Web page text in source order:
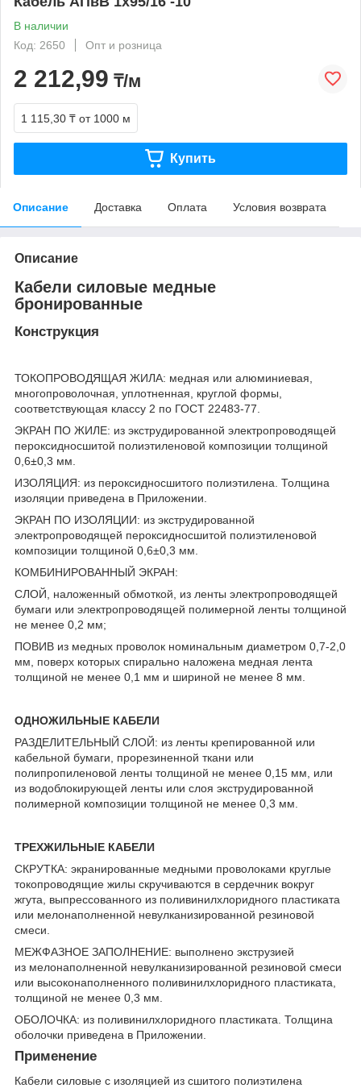
В наличии
Код: 2650
Опт и розница
2 212,99 ₸/м
1 115,30 ₸ от 1000 м
Купить
Описание Доставка Оплата Условия возврата
Описание
Кабели силовые медные
бронированные
Конструкция
ТОКОПРОВОДЯЩАЯ ЖИЛА: медная или алюминиевая,
многопроволочная, уплотненная, круглой формы,
соответствующая классу 2 по ГОСТ 22483-77.
ЭКРАН ПО ЖИЛЕ: из экструдированной электропроводящей
пероксидносшитой полиэтиленовой композиции толщиной
0,6±0,3 мм.
ИЗОЛЯЦИЯ: из пероксидносшитого полиэтилена. Толщина
изоляции приведена в Приложении.
ЭКРАН ПО ИЗОЛЯЦИИ: из экструдированной
электропроводящей пероксидносшитой полиэтиленовой
композиции толщиной 0,6±0,3 мм.
КОМБИНИРОВАННЫЙ ЭКРАН:
СЛОЙ, наложенный обмоткой, из ленты электропроводящей
бумаги или электропроводящей полимерной ленты толщиной
не менее 0,2 мм;
ПОВИВ из медных проволок номинальным диаметром 0,7-2,0
мм, поверх которых спирально наложена медная лента
толщиной не менее 0,1 мм и шириной не менее 8 мм.
ОДНОЖИЛЬНЫЕ КАБЕЛИ
РАЗДЕЛИТЕЛЬНЫЙ СЛОЙ: из ленты крепированной или
кабельной бумаги, прорезиненной ткани или
полипропиленовой ленты толщиной не менее 0,15 мм, или
из водоблокирующей ленты или слоя экструдированной
полимерной композиции толщиной не менее 0,3 мм.
ТРЕХЖИЛЬНЫЕ КАБЕЛИ
СКРУТКА: экранированные медными проволоками круглые
токопроводящие жилы скручиваются в сердечник вокруг
жгута, выпрессованного из поливинилхлоридного пластиката
или мелонаполненной невулканизированной резиновой
смеси.
МЕЖФАЗНОЕ ЗАПОЛНЕНИЕ: выполнено экструзией
из мелонаполненной невулканизированной резиновой смеси
или высоконаполненного поливинилхлоридного пластиката,
толщиной не менее 0,3 мм.
ОБОЛОЧКА: из поливинилхлоридного пластиката. Толщина
оболочки приведена в Приложении.
Применение
Кабели силовые с изоляцией из сшитого полиэтилена